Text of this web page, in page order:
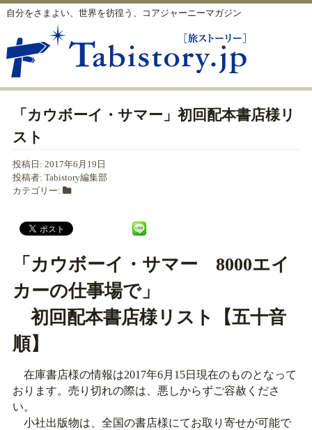
自分をさまよい、世界を彷徨う、コアジャーニーマガジン
「カウボーイ・サマー」初回配本書店様リ
スト
投稿日: 2017年6月19日
投稿者: Tabistory編集部
カテゴリー:
「カウボーイ・サマー 8000エイ
カーの仕事場で」
初回配本書店様リスト【五十音
順】
在庫書店様の情報は2017年6月15日現在のものとなって
おります。売り切れの際は、悪しからずご容赦くださ
い。
小社出版物は、全国の書店様にてお取り寄せが可能で